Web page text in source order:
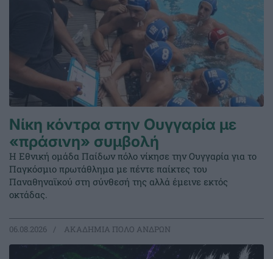
Νίκη κόντρα στην Ουγγαρία με
«πράσινη» συμβολή
Η Εθνική ομάδα Παίδων πόλο νίκησε την Ουγγαρία για το
Παγκόσμιο πρωτάθλημα με πέντε παίκτες του
Παναθηναϊκού στη σύνθεσή της αλλά έμεινε εκτός
οκτάδας.
06.08.2026 ΑΚΑΔΗΜΙΑ ΠΟΛΟ ΑΝΔΡΩΝ